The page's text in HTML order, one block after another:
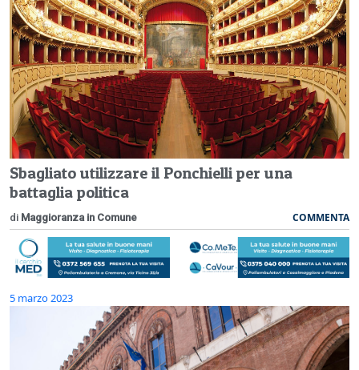
Sbagliato utilizzare il Ponchielli per una
battaglia politica
di Maggioranza in Comune COMMENTA
5 marzo 2023